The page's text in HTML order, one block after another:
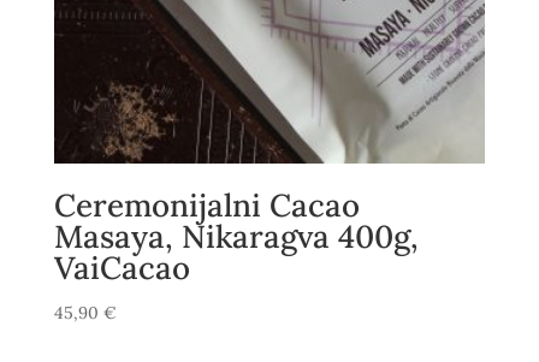
Ceremonijalni Cacao
Masaya, Nikaragva 400g,
VaiCacao
45,90 €